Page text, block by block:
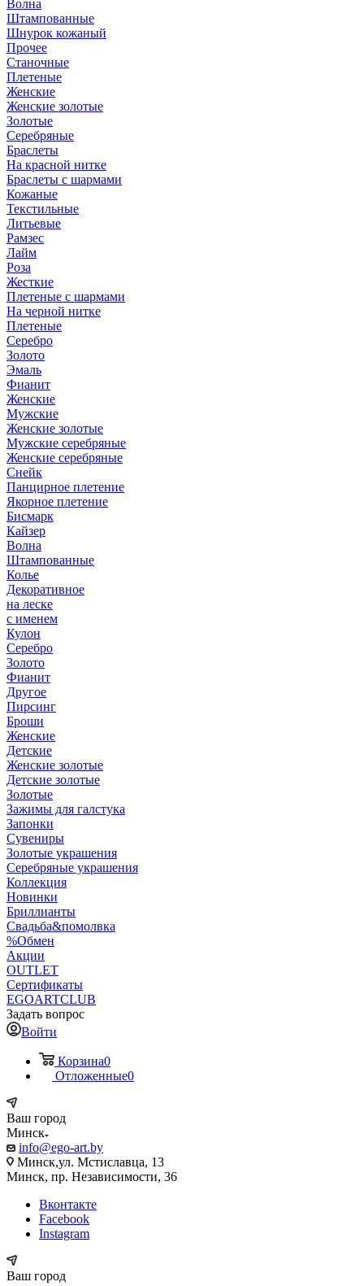
Волна
Штампованные
Шнурок кожаный
Прочее
Станочные
Плетеные
Женские
Женские золотые
Золотые
Серебряные
Браслеты
На красной нитке
Браслеты с шармами
Кожаные
Текстильные
Литьевые
Рамзес
Лайм
Роза
Жесткие
Плетеные с шармами
На черной нитке
Плетеные
Серебро
Золото
Эмаль
Фианит
Женские
Мужские
Женские золотые
Мужские серебряные
Женские серебряные
Снейк
Панцирное плетение
Якорное плетение
Бисмарк
Кайзер
Волна
Штампованные
Колье
Декоративное
на леске
с именем
Кулон
Серебро
Золото
Фианит
Другое
Пирсинг
Броши
Женские
Детские
Женские золотые
Детские золотые
Золотые
Зажимы для галстука
Запонки
Сувениры
Золотые украшения
Серебряные украшения
Коллекция
Новинки
Бриллианты
Свадьба&помолвка
%Обмен
Акции
OUTLET
Сертификаты
EGOARTCLUB
Задать вопрос
Войти
Корзина0
Отложенные0
Ваш город
Минск
info@ego-art.by
Минск,ул. Мстиславца, 13
Минск, пр. Независимости, 36
Вконтакте
Facebook
Instagram
Ваш город